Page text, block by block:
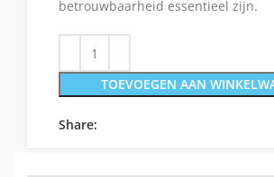
betrouwbaarheid essentieel zijn.
TOEVOEGEN AAN
Share: